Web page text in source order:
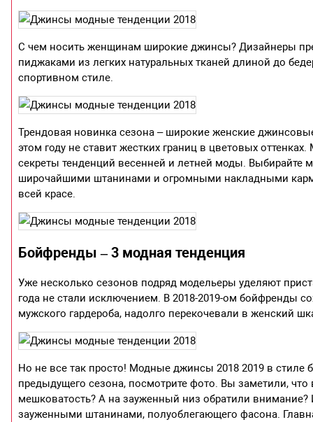
С чем носить женщинам широкие джинсы? Дизайнеры
пиджаками из легких натуральных тканей длиной до
спортивном стиле.
Трендовая новинка сезона – широкие женские
этом году не ставит жестких границ в цветовых
секреты тенденций весенней и летней моды.
широчайшими штанинами и огромными накладными
всей красе.
Бойфренды – 3 модная тенденция
Уже несколько сезонов подряд модельеры уделяют
года не стали исключением. В 2018-2019-ом бойфренды
мужского гардероба, надолго перекочевали в женский
Но не все так просто! Модные джинсы 2018 2019 в
предыдущего сезона, посмотрите фото. Вы заметили,
мешковатость? А на зауженный низ обратили
зауженными штанинами, полуоблегающего фасона.